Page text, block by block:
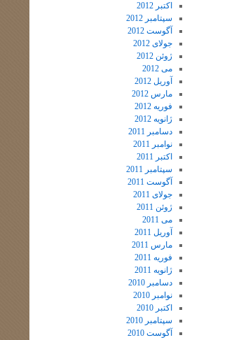
اکتبر 2012
سپتامبر 2012
آگوست 2012
جولای 2012
ژوئن 2012
می 2012
آوریل 2012
مارس 2012
فوریه 2012
ژانویه 2012
دسامبر 2011
نوامبر 2011
اکتبر 2011
سپتامبر 2011
آگوست 2011
جولای 2011
ژوئن 2011
می 2011
آوریل 2011
مارس 2011
فوریه 2011
ژانویه 2011
دسامبر 2010
نوامبر 2010
اکتبر 2010
سپتامبر 2010
آگوست 2010